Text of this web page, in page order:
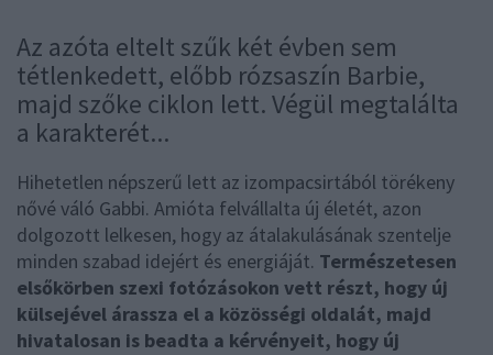
Az azóta eltelt szűk két évben sem
tétlenkedett, előbb rózsaszín Barbie,
majd szőke ciklon lett. Végül megtalálta
a karakterét...
Hihetetlen népszerű lett az izompacsirtából törékeny
nővé váló Gabbi. Amióta felvállalta új életét, azon
dolgozott lelkesen, hogy az átalakulásának szentelje
minden szabad idejért és energiáját. Természetesen
elsőkörben szexi fotózásokon vett részt, hogy új
külsejével árassza el a közösségi oldalát, majd
hivatalosan is beadta a kérvényeit, hogy új